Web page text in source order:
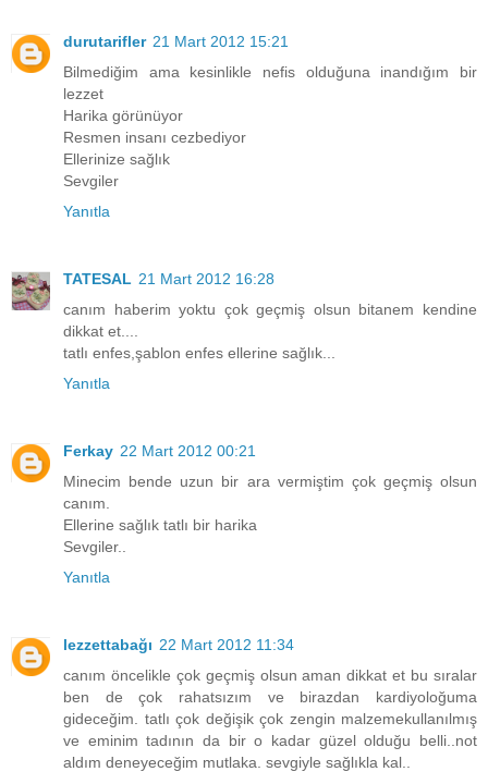
durutarifler 21 Mart 2012 15:21
Bilmediğim ama kesinlikle nefis olduğuna inandığım bir
lezzet
Harika görünüyor
Resmen insanı cezbediyor
Ellerinize sağlık
Sevgiler
Yanıtla
TATESAL 21 Mart 2012 16:28
canım haberim yoktu çok geçmiş olsun bitanem kendine
dikkat et....
tatlı enfes,şablon enfes ellerine sağlık...
Yanıtla
Ferkay 22 Mart 2012 00:21
Minecim bende uzun bir ara vermiştim çok geçmiş olsun
canım.
Ellerine sağlık tatlı bir harika
Sevgiler..
Yanıtla
lezzettabağı 22 Mart 2012 11:34
canım öncelikle çok geçmiş olsun aman dikkat et bu sıralar
ben de çok rahatsızım ve birazdan kardiyoloğuma
gideceğim. tatlı çok değişik çok zengin malzemekullanılmış
ve eminim tadının da bir o kadar güzel olduğu belli..not
aldım deneyeceğim mutlaka. sevgiyle sağlıkla kal..